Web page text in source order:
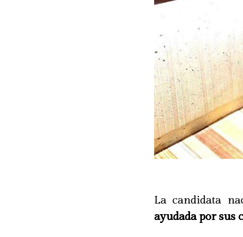
La candidata
ayudada por sus